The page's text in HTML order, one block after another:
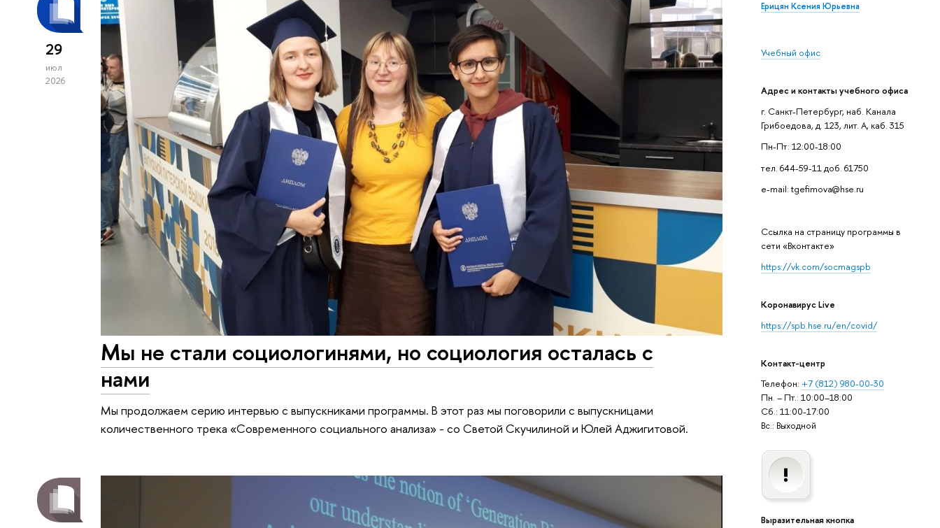
Ерицян Ксения Юрьевна
Учебный офис
Адрес и контакты учебного офиса
г. Санкт-Петербург, наб. Канала
Грибоедова, д. 123, лит. А, каб. 315
Пн-Пт: 12:00-18:00
тел. 644-59-11 доб. 61750
e-mail: tgefimova@hse.ru
Cсылка на страницу программы в
сети «Вконтакте»
https://vk.com/socmagspb
Коронавирус Live
https://spb.hse.ru/en/covid/
Контакт-центр
Телефон: +7 (812) 980-00-30
Пн. – Пт.: 10:00–18:00
Сб.: 11:00-17:00
Вс.: Выходной
Выразительная кнопка
29
июл
2026
Мы не стали социологинями, но социология осталась с
нами
Мы продолжаем серию интервью с выпускниками программы. В этот раз мы поговорили с выпускницами
количественного трека «Современного социального анализа» - со Светой Скучилиной и Юлей Аджигитовой.